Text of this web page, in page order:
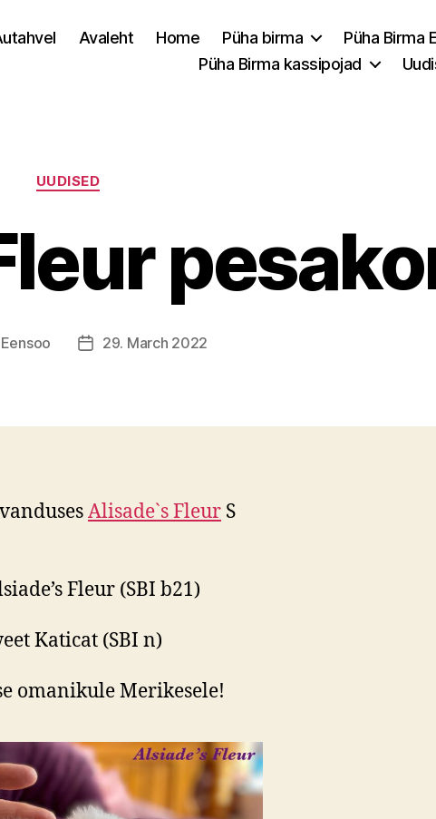
Avaleht Home Püha birma
Püha Birma
Püha Birma kassipojad
Categories
UUDISED
Post29. March 2022
Alisade`s Fleur S
Fleur (SBI b21)
Katicat (SBI n)
omanikule Merikesele!